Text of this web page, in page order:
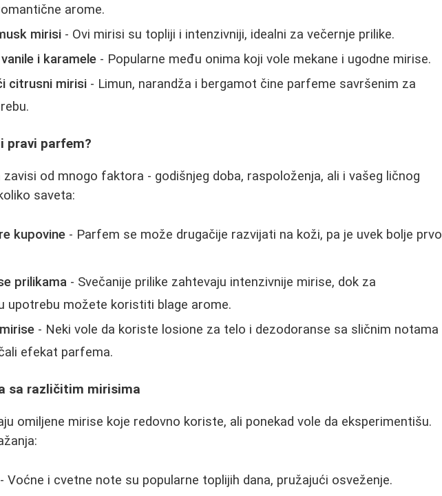
arome.
mirisi - Ovi mirisi su topliji i intenzivniji, idealni za večernje prilike.
i karamele - Popularne među onima koji vole mekane i ugodne mirise.
citrusni mirisi - Limun, narandža i bergamot čine parfeme savršenim za
pravi parfem?
od mnogo faktora - godišnjeg doba, raspoloženja, ali i vašeg ličnog
saveta:
kupovine - Parfem se može drugačije razvijati na koži, pa je uvek bolje prvo
prilikama - Svečanije prilike zahtevaju intenzivnije mirise, dok za
upotrebu možete koristiti blage arome.
- Neki vole da koriste losione za telo i dezodoranse sa sličnim notama
efekat parfema.
sa različitim mirisima
omiljene mirise koje redovno koriste, ali ponekad vole da eksperimentišu.
- Voćne i cvetne note su popularne toplijih dana, pružajući osveženje.